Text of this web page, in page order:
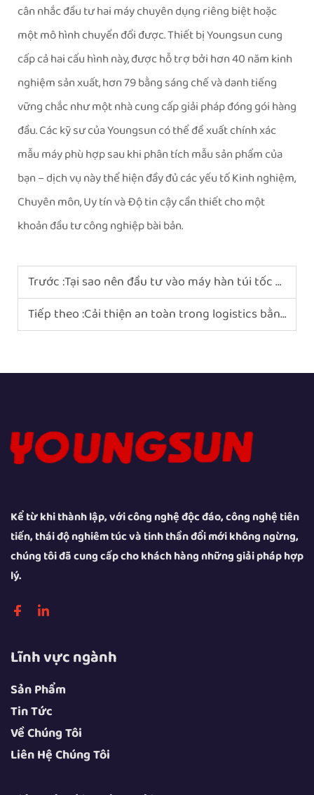
cân nhắc đầu tư hai máy chuyên dụng riêng biệt hoặc
một mô hình chuyển đổi được. Thiết bị Youngsun cung
cấp cả hai cấu hình này, được hỗ trợ bởi hơn 40 năm kinh
nghiệm sản xuất, hơn 79 bằng sáng chế và danh tiếng
vững chắc như một nhà cung cấp giải pháp đóng gói hàng
đầu. Các kỹ sư của Youngsun có thể đề xuất chính xác
mẫu máy phù hợp sau khi phân tích mẫu sản phẩm của
bạn – dịch vụ này thể hiện đầy đủ các yếu tố Kinh nghiệm,
Chuyên môn, Uy tín và Độ tin cậy cần thiết cho một
khoản đầu tư công nghiệp bài bản.
Trước :Tại sao nên đầu tư vào máy hàn túi tốc độ cao?
Tiếp theo :Cải thiện an toàn trong logistics bằng máy đóng đai thùng
Kể từ khi thành lập, với công nghệ độc đáo, công nghệ tiên
tiến, thái độ nghiêm túc và tinh thần đổi mới không ngừng,
chúng tôi đã cung cấp cho khách hàng những giải pháp hợp
lý.
Lĩnh vực ngành
Sản Phẩm
Tin Tức
Về Chúng Tôi
Liên Hệ Chúng Tôi